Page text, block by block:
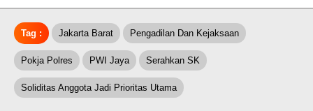
Tag : Jakarta Barat Pengadilan Dan Kejaksaan
Pokja Polres PWI Jaya Serahkan SK
Soliditas Anggota Jadi Prioritas Utama